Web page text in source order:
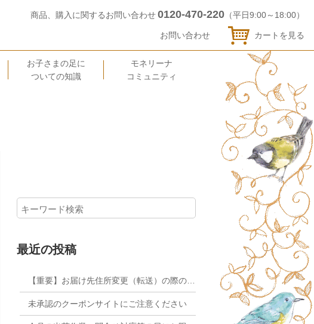
商品、購入に関するお問い合わせ0120-470-220 （平日9:00～18:00）
お問い合わせ カートを見る
お子さまの足に
ついての知識
モネリーナ
コミュニティ
最近の投稿
未承認のクーポンサイトにご注意ください